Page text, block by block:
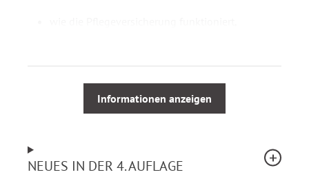
Angehörigen selbst handeln und bestimmen können:
Informationen anzeigen
NEUES IN DER 4. AUFLAGE